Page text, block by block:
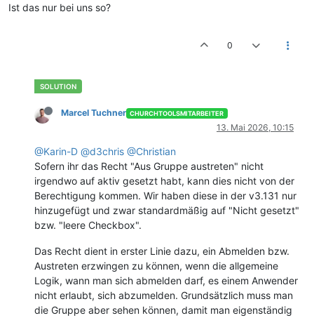
Ist das nur bei uns so?
0
Marcel Tuchner CHURCHTOOLSMITARBEITER
13. Mai 2026, 10:15
@Karin-D @d3chris @Christian
Sofern ihr das Recht "Aus Gruppe austreten" nicht
irgendwo auf aktiv gesetzt habt, kann dies nicht von der
Berechtigung kommen. Wir haben diese in der v3.131 nur
hinzugefügt und zwar standardmäßig auf "Nicht gesetzt"
bzw. "leere Checkbox".
Das Recht dient in erster Linie dazu, ein Abmelden bzw.
Austreten erzwingen zu können, wenn die allgemeine
Logik, wann man sich abmelden darf, es einem Anwender
nicht erlaubt, sich abzumelden. Grundsätzlich muss man
die Gruppe aber sehen können, damit man eigenständig